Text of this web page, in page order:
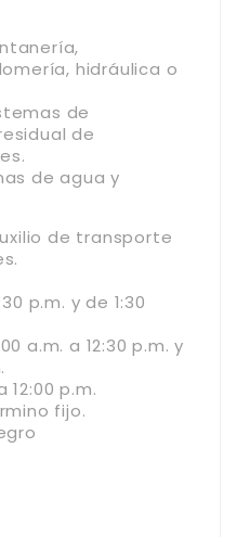
hidráulica o
de
de
de agua y
de transporte
p.m. y de 1:30
a.m. a 12:30 p.m. y
12:00 p.m.
fijo.